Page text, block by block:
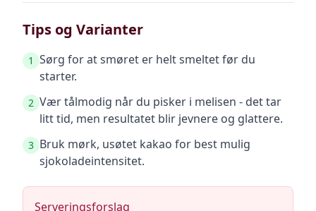
Tips og Varianter
1 Sørg for at smøret er helt smeltet før du
starter.
2 Vær tålmodig når du pisker i melisen - det tar
litt tid, men resultatet blir jevnere og glattere.
3 Bruk mørk, usøtet kakao for best mulig
sjokoladeintensitet.
Serveringsforslag